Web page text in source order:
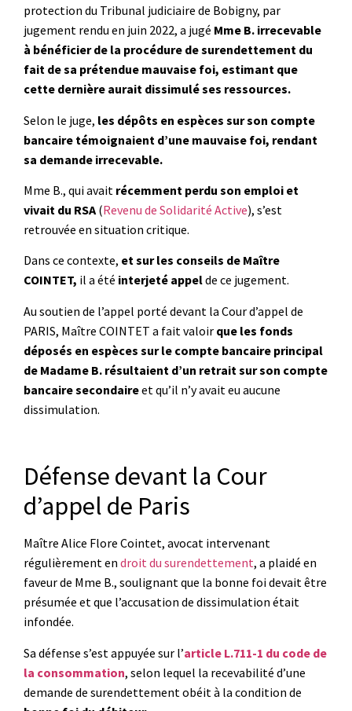
protection du Tribunal judiciaire de Bobigny, par
jugement rendu en juin 2022, a jugé Mme B. irrecevable
à bénéficier de la procédure de surendettement du
fait de sa prétendue mauvaise foi, estimant que
cette dernière aurait dissimulé ses ressources.
Selon le juge, les dépôts en espèces sur son compte
bancaire témoignaient d’une mauvaise foi, rendant
sa demande irrecevable.
Mme B., qui avait récemment perdu son emploi et
vivait du RSA (Revenu de Solidarité Active), s’est
retrouvée en situation critique.
Dans ce contexte, et sur les conseils de Maître
COINTET, il a été interjeté appelde ce jugement.
Au soutien de l’appel porté devant la Cour d’appel de
PARIS, Maître COINTET a fait valoir que les fonds
déposés en espèces sur le compte bancaire principal
de Madame B. résultaient d’un retrait sur son compte
bancaire secondaireet qu’il n’y avait eu aucune
dissimulation.
Défense devant la Cour
d’appel de Paris
Maître Alice Flore Cointet, avocat intervenant
régulièrement en droit du surendettement, a plaidé en
faveur de Mme B., soulignant que la bonne foi devait être
présumée et que l’accusation de dissimulation était
infondée.
Sa défense s’est appuyée sur l’article L.711-1 du code de
la consommation, selon lequel la recevabilité d’une
demande de surendettement obéit à la condition de